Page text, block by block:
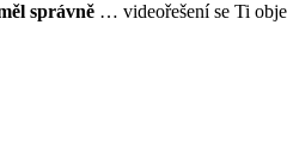
správně … videořešení se Ti